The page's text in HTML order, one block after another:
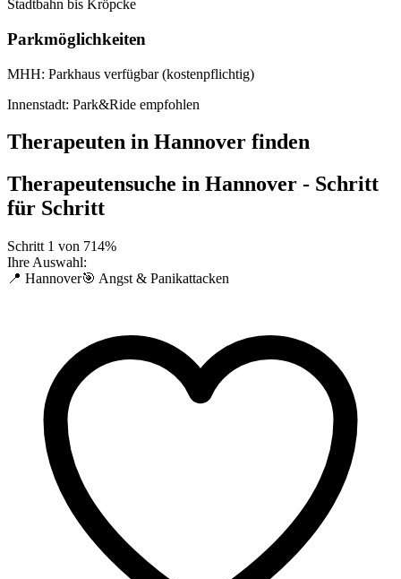
Stadtbahn bis Kröpcke
Parkmöglichkeiten
MHH: Parkhaus verfügbar (kostenpflichtig)
Innenstadt: Park&Ride empfohlen
Therapeuten in Hannover finden
Therapeutensuche in Hannover - Schritt
für Schritt
Schritt 1 von 714%
Ihre Auswahl:
📍 Hannover🎯 Angst & Panikattacken